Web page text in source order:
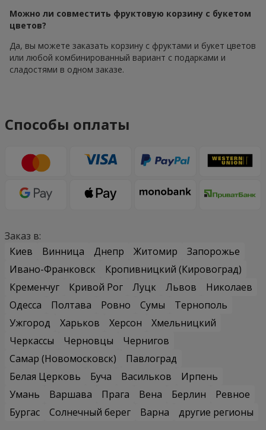
Можно ли совместить фруктовую корзину с букетом
цветов?
Да, вы можете заказать корзину с фруктами и букет цветов
или любой комбинированный вариант с подарками и
сладостями в одном заказе.
Способы оплаты
Заказ в:
Киев
Винница Днепр Житомир
Запорожье
Ивано-Франковск
Кропивницкий (Кировоград)
Кременчуг
Кривой Рог Луцк Львов
Николаев
Одесса
Полтава Ровно Сумы
Тернополь
Ужгород
Харьков Херсон
Хмельницкий
Черкассы
Черновцы
Чернигов
Самар (Новомосковск)
Павлоград
Белая Церковь
Буча Васильков
Ирпень
Умань
Варшава Прага Вена Берлин
Ревное
Бургас
Солнечный берег Варна
другие регионы